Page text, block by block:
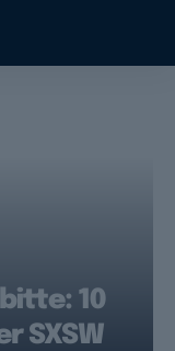
10
SXSW